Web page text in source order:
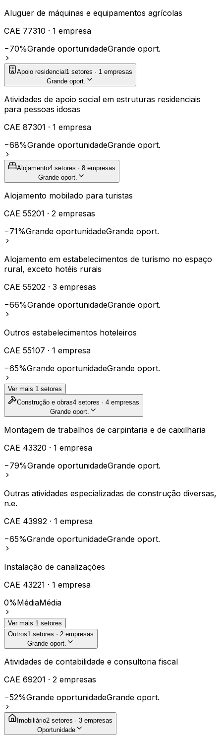
Aluguer de máquinas e equipamentos agrícolas
CAE 77310 · 1 empresa
−70%Grande oportunidadeGrande oport.
Apoio residencial 1 setores · 1 empresas
Grande oport.
Atividades de apoio social em estruturas residenciais
para pessoas idosas
CAE 87301 · 1 empresa
−68%Grande oportunidadeGrande oport.
Alojamento4 setores · 8 empresas
Grande oport.
Alojamento mobilado para turistas
CAE 55201 · 2 empresas
−71%Grande oportunidadeGrande oport.
Alojamento em estabelecimentos de turismo no espaço
rural, exceto hotéis rurais
CAE 55202 · 3 empresas
−66%Grande oportunidadeGrande oport.
Outros estabelecimentos hoteleiros
CAE 55107 · 1 empresa
−65%Grande oportunidadeGrande oport.
Ver mais 1 setores
Construção e obras4 setores · 4 empresas
Grande oport.
Montagem de trabalhos de carpintaria e de caixilharia
CAE 43320 · 1 empresa
−79%Grande oportunidadeGrande oport.
Outras atividades especializadas de construção diversas,
n.e.
CAE 43992 · 1 empresa
−65%Grande oportunidadeGrande oport.
Instalação de canalizações
CAE 43221 · 1 empresa
0%MédiaMédia
Ver mais 1 setores
Outros1 setores · 2 empresas
Grande oport.
Atividades de contabilidade e consultoria fiscal
CAE 69201 · 2 empresas
−52%Grande oportunidadeGrande oport.
Imobiliário2 setores · 3 empresas
Oportunidade